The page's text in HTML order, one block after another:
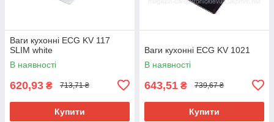
Ваги кухонні ECG KV 117
SLIM white
В наявності
620,93 ₴ 713,71 ₴
Купити
Ваги кухонні ECG KV 1021
В наявності
643,51 ₴ 739,67 ₴
Купити